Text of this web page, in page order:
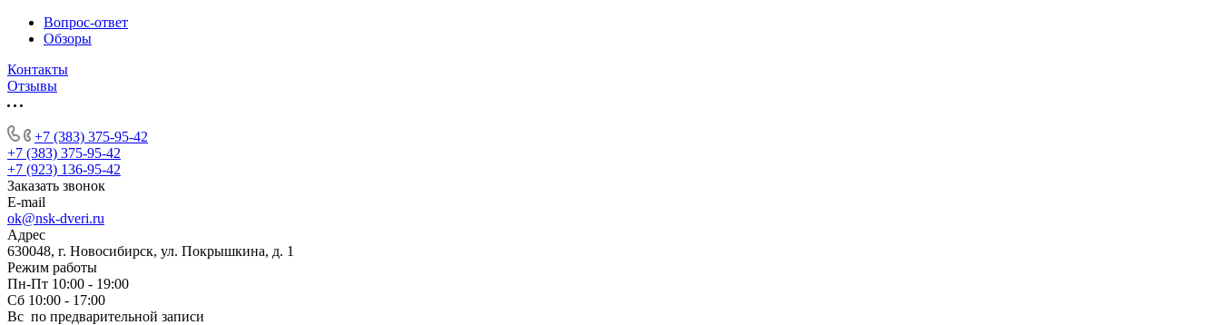
Вопрос-ответ
Обзоры
Контакты
Отзывы
+7 (383) 375-95-42
+7 (383) 375-95-42
+7 (923) 136-95-42
Заказать звонок
E-mail
ok@nsk-dveri.ru
Адрес
630048, г. Новосибирск, ул. Покрышкина, д. 1
Режим работы
Пн-Пт 10:00 - 19:00
Сб 10:00 - 17:00
Вс по предварительной записи